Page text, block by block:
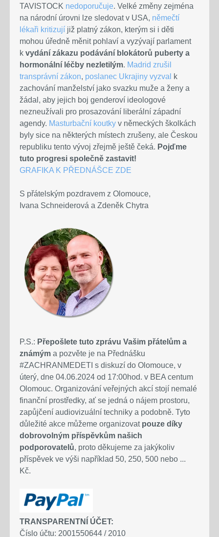
TAVISTOCK nedoporučuje. Velké změny zejména
na národní úrovni lze sledovat v USA, němečtí
lékaři kritizují již platný zákon, kterým si i děti
mohou úředně měnit pohlaví a vyzývají parlament
k vydání zákazu podávání blokátorů puberty a
hormonální léčby nezletilým. Madrid zrušil
transprávní zákon, poslanec Ukrajiny vyzval
k
zachování manželství jako svazku muže a ženy a
žádal, aby jejich boj genderoví ideologové
nezneužívali pro prosazování liberální západní
agendy. Masturbační koutky v německých školkách
byly sice na některých místech zrušeny, ale Českou
republiku tento vývoj zřejmě ještě čeká. Pojďme
tuto progresi společně zastavit!
GRAFIKA K PŘEDNÁŠCE ZDE
S přátelským pozdravem z Olomouce,
Ivana Schneiderová a Zdeněk Chytra
P.S.: Přepošlete tuto zprávu Vašim přátelům a
známým a pozvěte je na Přednášku
#ZACHRANMEDETI s diskuzí do Olomouce, v
úterý, dne 04.06.2024 od 17:00hod. v BEA centum
Olomouc. Organizování veřejných akcí stojí nemalé
finanční prostředky, ať se jedná o nájem prostoru,
zapůjčení audiovizuální techniky a podobně. Tyto
důležité akce můžeme organizovat pouze díky
dobrovolným příspěvkům našich
podporovatelů, proto děkujeme za jakýkoliv
příspěvek ve výši například 50, 250, 500 nebo ...
Kč.
TRANSPARENTNÍ ÚČET:
Číslo účtu: 2001550644 / 2010